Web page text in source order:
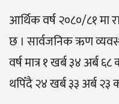
आर्थिक वर्ष २०८०/८१ मा
छ । सार्वजनिक ऋण
वर्ष मात्र १ खर्ब ३४ अर्ब
थपिँदै २४ खर्ब ३३ अर्ब